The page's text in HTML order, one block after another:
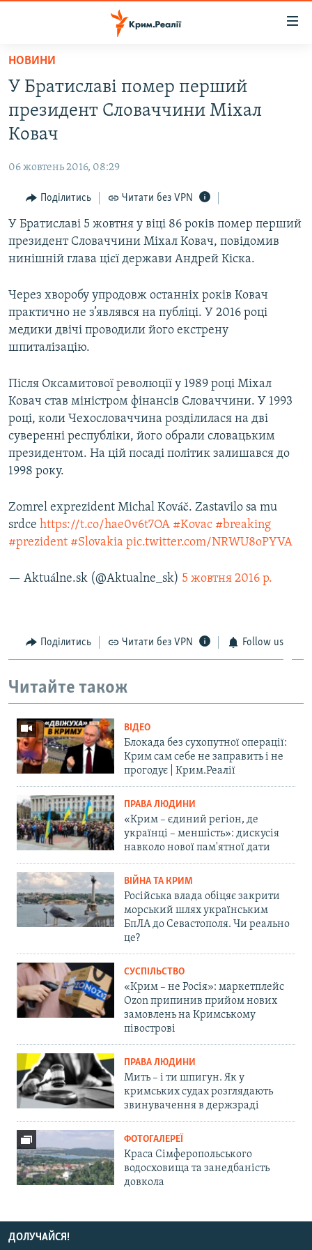
Перейти
основного
матеріалу
Перейти
до
основної
Перейти
пошуку
ВОДА.КРИМ
ВІДЕО ТА ФОТО
БЛОГИ
ПОГЛЯД
ІНТЕРВ'Ю
ВСЕ ЗА ДЕНЬ
ДЕПОРТАЦІЯ
ВІДЕОУРОКИ «ELIFBE»
СВІДЧЕННЯ ОКУПАЦІЇ
ІНФОГРАФІКА
ЯК ОБІЙТИ БЛОКУВАННЯ
Русский
ДОЛУЧАЙСЯ!
Усі сайти RFE/RL
НОВИНИ
У Братиславі помер перший
президент Словаччини Міхал
Ковач
06 жовтень 2016, 08:29
Поділитись Читати без VPN
У Братиславі 5 жовтня у віці 86 років помер перший
президент Словаччини Міхал Ковач, повідомив
нинішній глава цієї держави Андрей Кіска.
Через хворобу упродовж останніх років Ковач
практично не з’являвся на публіці. У 2016 році
медики двічі проводили його екстрену
шпиталізацію.
Після Оксамитової революції у 1989 році Міхал
Ковач став міністром фінансів Словаччини. У 1993
році, коли Чехословаччина розділилася на дві
суверенні республіки, його обрали словацьким
президентом. На цій посаді політик залишався до
1998 року.
Zomrel exprezident Michal Kováč. Zastavilo sa mu
srdce https://t.co/hae0v6t7OA #Kovac #breaking
#prezident #Slovakia pic.twitter.com/NRWU8oPYVA
— Aktuálne.sk (@Aktualne_sk) 5 жовтня 2016 р.
Поділитись Читати без VPN Follow us
Читайте також
ВІДЕО
Блокада без сухопутної операції:
Крим сам себе не заправить і не
прогодує | Крим.Реалії
ПРАВА ЛЮДИНИ
«Крим – єдиний регіон, де
українці – меншість»: дискусія
навколо нової пам'ятної дати
ВІЙНА ТА КРИМ
Російська влада обіцяє закрити
морський шлях українським
БпЛА до Севастополя. Чи реально
це?
СУСПІЛЬСТВО
«Крим – не Росія»: маркетплейс
Ozon припинив прийом нових
замовлень на Кримському
півострові
ПРАВА ЛЮДИНИ
Мить – і ти шпигун. Як у
кримських судах розглядають
звинувачення в держзраді
ФОТОГАЛЕРЕЇ
Краса Сімферопольського
водосховища та занедбаність
довкола
ДОЛУЧАЙСЯ!